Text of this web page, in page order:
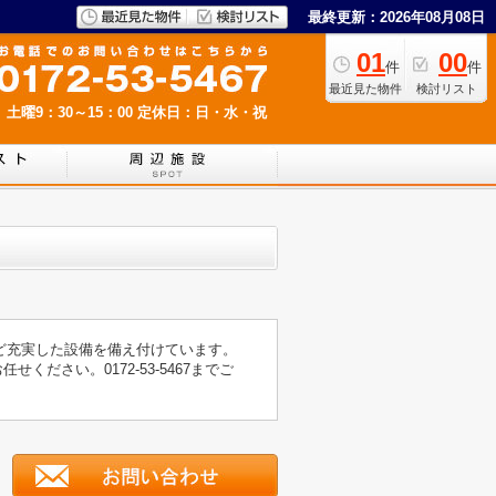
最終更新：2026年08月08日
01件
最近見た物件
00件
検討リスト
曜9：30～15：00 定休日：日・水・祝
実した設備を備え付けています。
せください。0172-53-5467までご